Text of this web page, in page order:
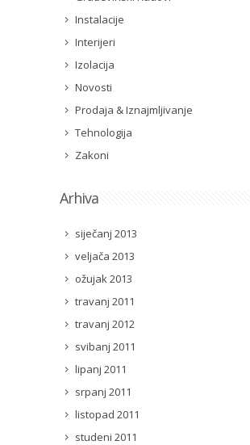
Instalacije
Interijeri
Izolacija
Novosti
Prodaja & Iznajmljivanje
Tehnologija
Zakoni
Arhiva
siječanj 2013
veljača 2013
ožujak 2013
travanj 2011
travanj 2012
svibanj 2011
lipanj 2011
srpanj 2011
listopad 2011
studeni 2011